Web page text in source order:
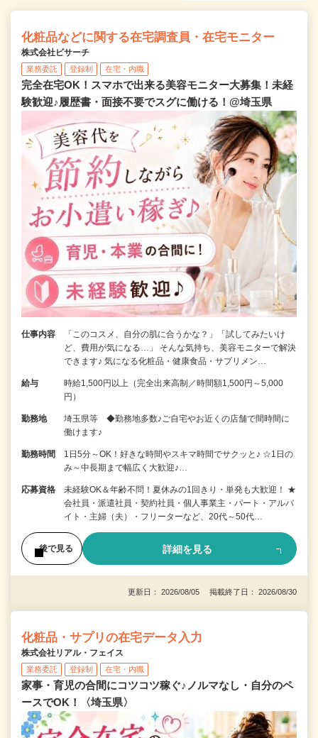
化粧品などに関する在宅調査員・在宅モニター
株式会社ビサーチ
業務委託 登録制 在宅・内職
完全在宅OK！スマホで出来る美容モニター大募集！未経
験歓迎♪履歴書・面接不要でスグに働ける！@埼玉県
仕事内容
「このコスメ、自分の肌に合うかな？」「試してみたいけ
ど、費用が気になる…」 そんな気持ち、美容モニターで解決
できます♪ 気になる化粧品・健康食品・サプリメン…
給与
時給1,500円以上（完全出来高制／時間額1,500円～5,000
円）
勤務地
埼玉県等 ◆勤務地多数♪ご自宅やお近くの店舗で間時間に
働けます♪
勤務時間
1日5分～OK！好きな時間やスキマ時間でサクッと♪ ☆1日の
み～中長期まで幅広く大歓迎♪…
応募資格
未経験OK＆年齢不問！夏休みの1回きり・単発も大歓迎！ ★
会社員・派遣社員・契約社員・個人事業主・パート・アルバ
イト・主婦（夫）・フリーターなど、20代～50代…
後で見る 詳細を見る
更新日： 2026/08/05 掲載終了日： 2026/08/30
化粧品・サプリの在宅データ入力
株式会社リアル・フェイス
業務委託 登録制 在宅・内職
家事・育児の合間にコツコツ稼ぐ♪ノルマなし・自分のペ
ースでOK！〈埼玉県〉